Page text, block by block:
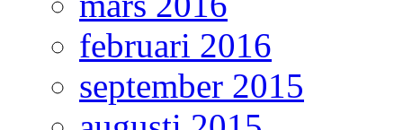
februari 2016
september 2015